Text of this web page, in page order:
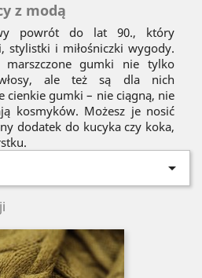
z modą
powrót do lat 90., który
stylistki i miłośniczki wygody.
marszczone gumki nie tylko
ale też są dla nich
cienkie gumki – nie ciągną, nie
kosmyków. Możesz je nosić
dodatek do kucyka czy koka,
